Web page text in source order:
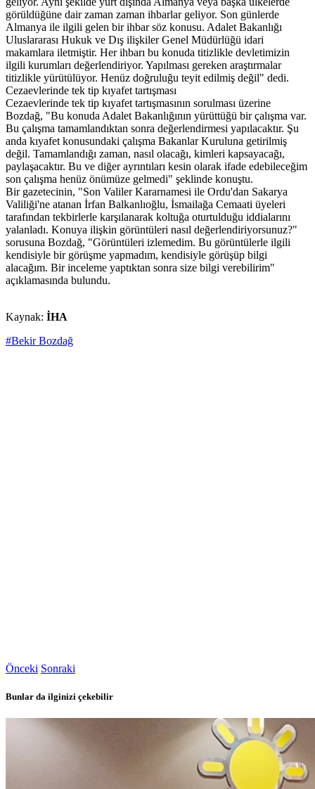
görüldüğüne dair zaman zaman ihbarlar geliyor. Son günlerde
Almanya ile ilgili gelen bir ihbar söz konusu. Adalet Bakanlığı
Uluslararası Hukuk ve Dış ilişkiler Genel Müdürlüğü idari
makamlara iletmiştir. Her ihbarı bu konuda titizlikle devletimizin
ilgili kurumları değerlendiriyor. Yapılması gereken araştırmalar
titizlikle yürütülüyor. Henüz doğruluğu teyit edilmiş değil" dedi.
Cezaevlerinde tek tip kıyafet tartışması
Cezaevlerinde tek tip kıyafet tartışmasının sorulması üzerine
Bozdağ, "Bu konuda Adalet Bakanlığının yürüttüğü bir çalışma var.
Bu çalışma tamamlandıktan sonra değerlendirmesi yapılacaktır. Şu
anda kıyafet konusundaki çalışma Bakanlar Kuruluna getirilmiş
değil. Tamamlandığı zaman, nasıl olacağı, kimleri kapsayacağı,
paylaşacaktır. Bu ve diğer ayrıntıları kesin olarak ifade edebileceğim
son çalışma henüz önümüze gelmedi" şeklinde konuştu.
Bir gazetecinin, "Son Valiler Kararnamesi ile Ordu'dan Sakarya
Valiliği'ne atanan İrfan Balkanlıoğlu, İsmailağa Cemaati üyeleri
tarafından tekbirlerle karşılanarak koltuğa oturtulduğu iddialarını
yalanladı. Konuya ilişkin görüntüleri nasıl değerlendiriyorsunuz?"
sorusuna Bozdağ, "Görüntüleri izlemedim. Bu görüntülerle ilgili
kendisiyle bir görüşme yapmadım, kendisiyle görüşüp bilgi
alacağım. Bir inceleme yaptıktan sonra size bilgi verebilirim"
açıklamasında bulundu.
Kaynak: İHA
#Bekir Bozdağ
Önceki Sonraki
Bunlar da ilginizi çekebilir